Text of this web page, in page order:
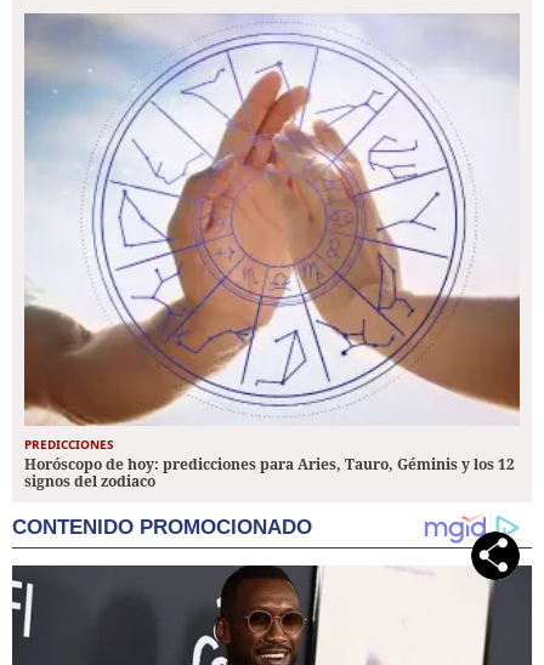
PREDICCIONES
Horóscopo de hoy: predicciones para Aries, Tauro, Géminis y los 12
signos del zodiaco
CONTENIDO PROMOCIONADO